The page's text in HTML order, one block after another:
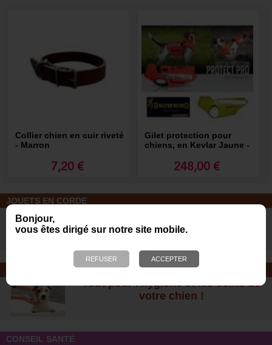
Bonjour,
vous êtes dirigé sur notre site mobile.
Collier chien en cuir riveté
- Marron
7,20 €
Gilet protection pour
chiens, en Kevlar Jaune -
248,00 €
JOUETS EN CORDE
des heures de jeux avec votre chien
SOINS ET SHAMPOOING
Tout pour l'hygiène et les soins de
votre chien !
CONSEIL SANTÉ